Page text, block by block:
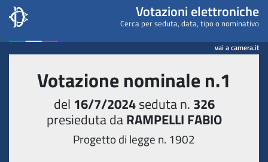
Camera dei deputati -
Votazioni elettroniche
Cerca per seduta, data, tipo o nominativo
vai a camera.it
Votazione nominale n.1
del 16/7/2024seduta n. 326
presieduta daRAMPELLI FABIO
Progetto di legge n. 1902